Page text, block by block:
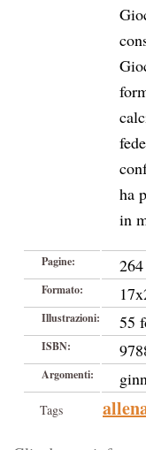
ha
in
Pagine: 264
Formato:
Illustrazioni: 55
ISBN:
Argomenti:
Tags